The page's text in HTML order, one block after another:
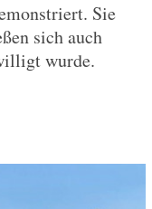
Sie
sich auch
wurde.